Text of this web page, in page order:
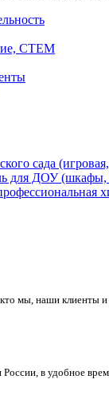
СТЕМ
сада
для ДОУ
мы, наши клиенты
в удобное